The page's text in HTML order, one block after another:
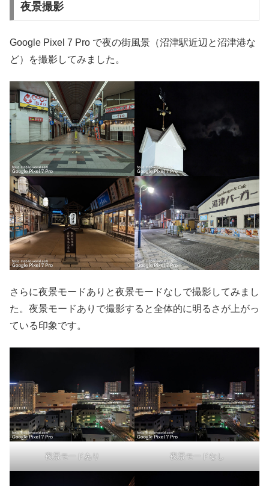
夜景撮影
Google Pixel 7 Pro で夜の街風景（沼津駅近辺と沼津港な
ど）を撮影してみました。
さらに夜景モードありと夜景モードなしで撮影してみまし
た。夜景モードありで撮影すると全体的に明るさが上がっ
ている印象です。
夜景モードあり 夜景モードなし